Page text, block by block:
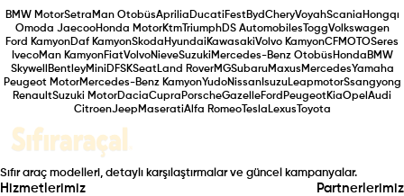
BMW MotorSetra Man OtobüsAprilia Ducati FestBydCheryVoyahScania Hongqı
Omoda JaecooHonda MotorKtmTriumphDS Automobiles ToggVolkswagen
Ford KamyonDaf KamyonSkoda Hyundai KawasakiVolvo KamyonCFMOTOSeres
IvecoMan KamyonFiatVolvoNieveSuzuki Mercedes-Benz Otobüs Honda BMW
Skywell
BentleyMini DFSKSeatLand RoverMGSubaruMaxus MercedesYamaha
Peugeot MotorMercedes-Benz KamyonYudoNissanIsuzuLeapmotorSsangyong
RenaultSuzuki MotorDaciaCupra PorscheGazelleFord PeugeotKiaOpel Audi
CitroenJeep MaseratiAlfa RomeoTesla Lexus Toyota
Sıfır araç modelleri, detaylı karşılaştırmalar ve güncel kampanyalar.
Hizmetlerimiz Partnerlerimiz